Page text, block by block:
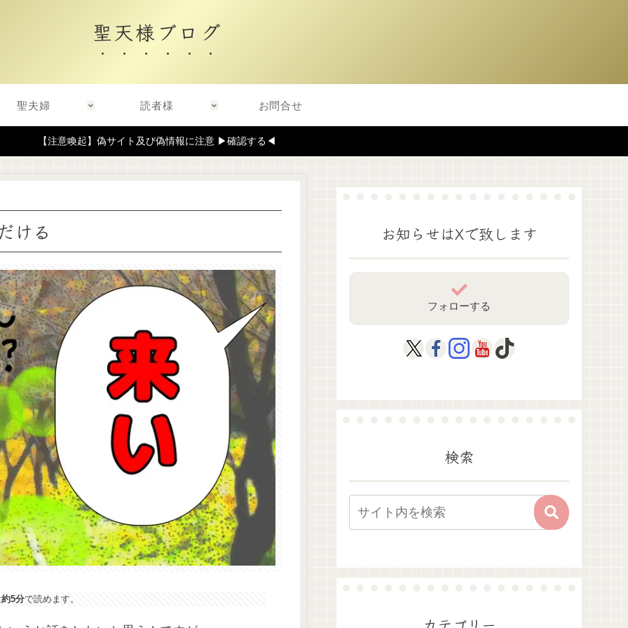
聖天様ブログ
聖夫婦 読者様 お問合せ
【注意喚起】偽サイト及び偽情報に注意 ▶確認する◀
ける
約5分で読めます。
お知らせはXで致します
フォローする
検索